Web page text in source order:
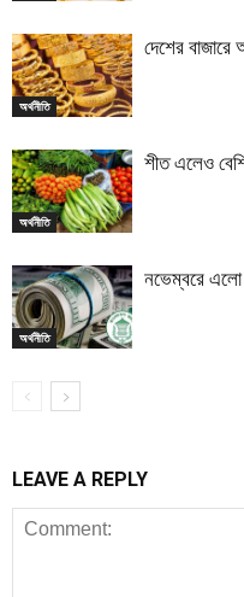
অর্থনীতি
দেশের বাজারে
অর্থনীতি
শীত এলেও
অর্থনীতি
নভেম্বরে এলো
LEAVE A REPLY